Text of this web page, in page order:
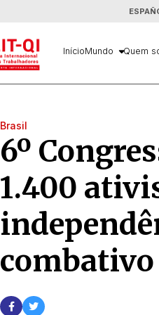
InícioMundo Quem
Brasil
6º
1.400
combativo